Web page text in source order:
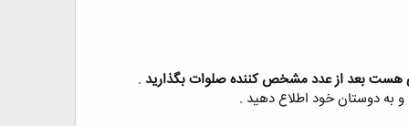
هست بعد از عدد مشخص کننده صلوات بگذارید .
به دوستان خود اطلاع دهید .